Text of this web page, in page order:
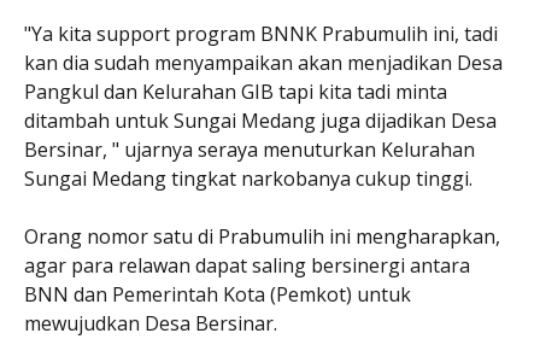
"Ya kita support program BNNK Prabumulih ini, tadi
kan dia sudah menyampaikan akan menjadikan Desa
Pangkul dan Kelurahan GIB tapi kita tadi minta
ditambah untuk Sungai Medang juga dijadikan Desa
Bersinar, " ujarnya seraya menuturkan Kelurahan
Sungai Medang tingkat narkobanya cukup tinggi.
Orang nomor satu di Prabumulih ini mengharapkan,
agar para relawan dapat saling bersinergi antara
BNN dan Pemerintah Kota (Pemkot) untuk
mewujudkan Desa Bersinar.